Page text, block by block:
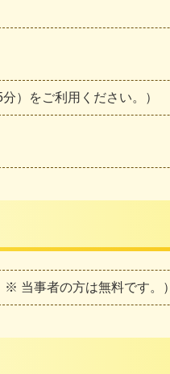
）をご利用ください。）
当事者の方は無料です。）